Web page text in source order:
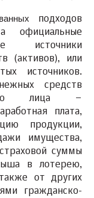
подходов
официальные
источники
(активов), или
источников.
средств
лица –
плата,
продукции,
имущества,
суммы
в лотерею,
от других
гражданско-